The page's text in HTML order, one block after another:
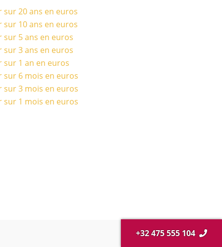
sur 20 ans en euros
sur 10 ans en euros
sur 5 ans en euros
sur 3 ans en euros
sur 1 an en euros
sur 6 mois en euros
sur 3 mois en euros
sur 1 mois en euros
+32 475 555 104